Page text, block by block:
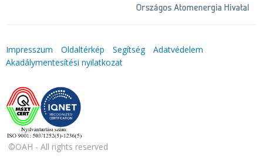
Impresszum Oldaltérkép Segítség
Adatvédelem
Akadálymentesítési nyilatkozat
©OAH - All rights reserved